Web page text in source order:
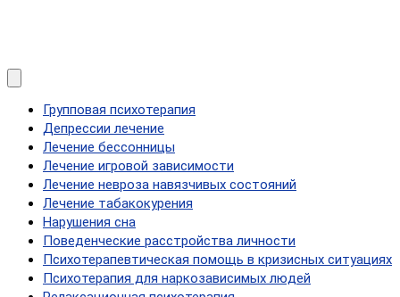
Групповая психотерапия
Депрессии лечение
Лечение бессонницы
Лечение игровой зависимости
Лечение невроза навязчивых состояний
Лечение табакокурения
Нарушения сна
Поведенческие расстройства личности
Психотерапевтическая помощь в кризисных ситуациях
Психотерапия для наркозависимых людей